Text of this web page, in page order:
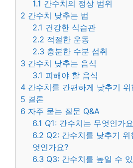
1.1 간수치의 정상 범위
2 간수치 낮추는 법
2.1 건강한 식습관
2.2 적절한 운동
2.3 충분한 수분 섭취
3 간수치 낮추는 음식
3.1 피해야 할 음식
4 간수치를 간편하게 낮추기 위
5 결론
6 자주 묻는 질문 Q&A
6.1 Q1: 간수치는 무엇인가
6.2 Q2: 간수치를 낮추기
엇인가요?
6.3 Q3: 간수치를 높일 수